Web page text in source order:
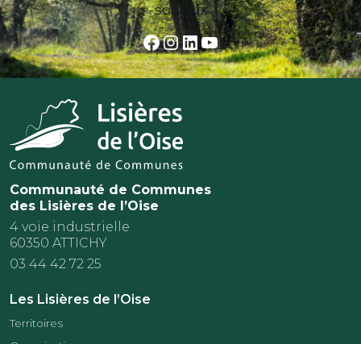
sociaux
Facebook
Instagram
LinkedIn
YouTube
Communauté de Communes
des Lisières de l’Oise
4 voie industrielle
60350 ATTICHY
03 44 42 72 25
Les Lisières de l’Oise
Territoires